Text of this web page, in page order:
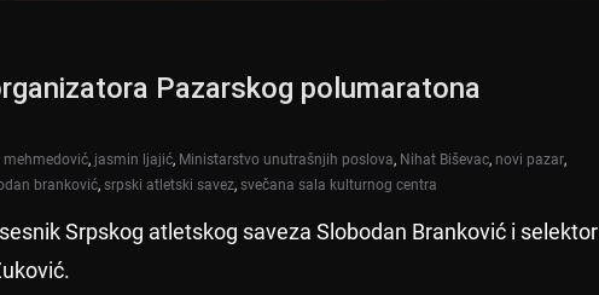
Pazarskog polumaratona
mehmedović, jasmin ljajić, Ministarstvo unutrašnjih poslova, Nihat Biševac, novi pazar,
branković, srpski atletski savez, svečana sala kulturnog centra
Srpskog atletskog saveza Slobodan Branković i selektor